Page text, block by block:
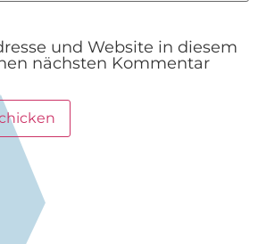
und Website in diesem
nächsten Kommentar